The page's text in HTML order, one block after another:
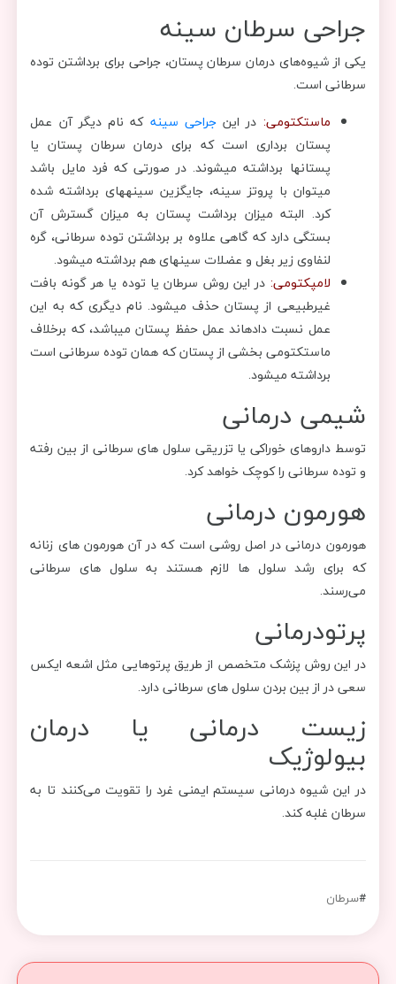
جراحی سرطان سینه
یکی از شیوه‌های درمان سرطان پستان، جراحی برای برداشتن توده‌
سرطانی است.
ماستکتومی: در اینجراحی سینه که نام دیگر آن عمل
پستان برداری است که برای درمان سرطان پستان یا
پستان‎ها برداشته می‎شوند. در صورتی که فرد مایل باشد
می‎توان با پروتز سینه، جایگزین سینه‎های برداشته شده
کرد. البته میزان برداشت پستان به میزان گسترش آن
بستگی دارد که گاهی علاوه بر برداشتن توده سرطانی، گره
لنفاوی زیر بغل و عضلات سینه‎ای هم برداشته می‎شود.
لامپکتومی: در این روش سرطان یا توده یا هر گونه بافت
غیرطبیعی از پستان حذف می‎شود. نام دیگری که به این
عمل نسبت داده‎اند عمل حفظ پستان می‎باشد، که برخلاف
ماستکتومی بخشی از پستان که همان توده سرطانی است
برداشته می‎شود.
شیمی درمانی
توسط داروهای خوراکی یا تزریقی سلول های سرطانی از بین رفته
و توده سرطانی را کوچک خواهد کرد.
هورمون درمانی
هورمون درمانی در اصل روشی است که در آن هورمون های زنانه
که برای رشد سلول ها لازم هستند به سلول های سرطانی
می‌رسند.
پرتودرمانی
در این روش پزشک متخصص از طریق پرتوهایی مثل اشعه ایکس
سعی در از بین بردن سلول های سرطانی دارد.
زیست درمانی یا درمان
بیولوژیک
در این شیوه درمانی سیستم ایمنی غرد را تقویت می‌کنند تا به
سرطان غلبه کند.
#سرطان